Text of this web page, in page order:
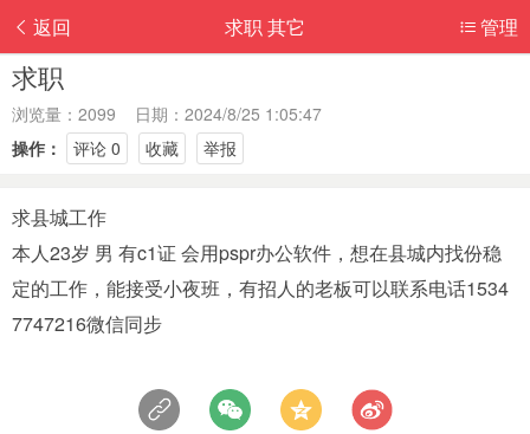
返回 管理
求职 其它
求职
浏览量：2099 日期：2024/8/25 1:05:47
操作：
评论 0 收藏 举报
求县城工作
本人23岁 男 有c1证 会用pspr办公软件，想在县城内找份稳
定的工作，能接受小夜班，有招人的老板可以联系电话1534
7747216微信同步